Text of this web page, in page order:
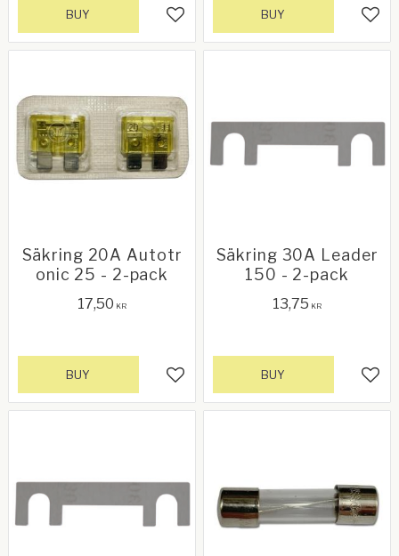
Add to favorites
BUY BUY
Säkring 20A Autotr
onic 25 - 2-pack
17,50 KR
Add to favorites
BUY
Säkring 30A Leader
150 - 2-pack
13,75 KR
BUY